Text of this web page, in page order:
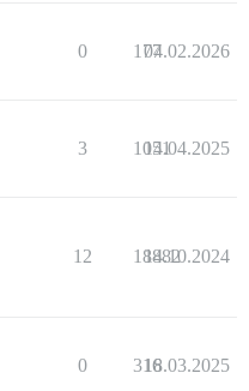
0 177
04.02.2026
3 1051
14.04.2025
12 18882
14.10.2024
0 316
18.03.2025